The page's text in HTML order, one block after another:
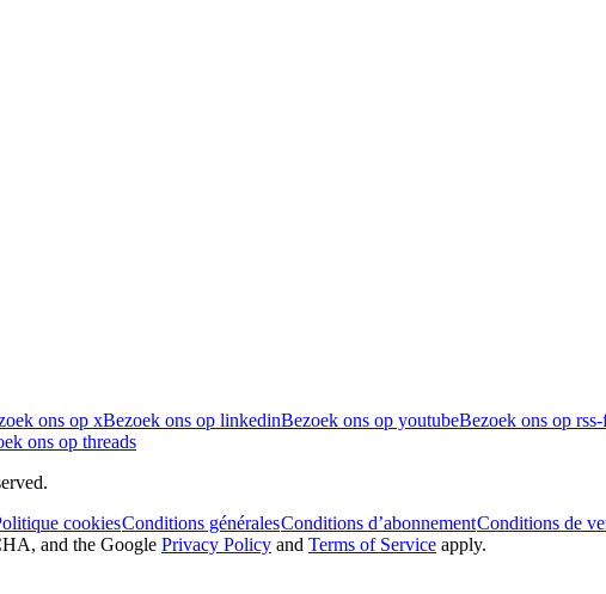
ons op xBezoek ons op linkedinBezoek ons op youtubeBezoek ons op rss-
ons op threads
cookiesConditions généralesConditions d’abonnementConditions de
and the Google Privacy Policy and Terms of Service apply.